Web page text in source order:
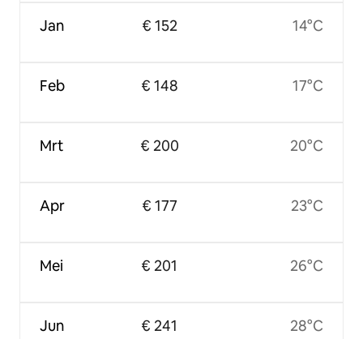
Jan
Feb
Mrt
Apr
Mei
Jun
€ 152
€ 148
€ 200
€ 177
€ 201
€ 241
14°C
17°C
20°C
23°C
26°C
28°C